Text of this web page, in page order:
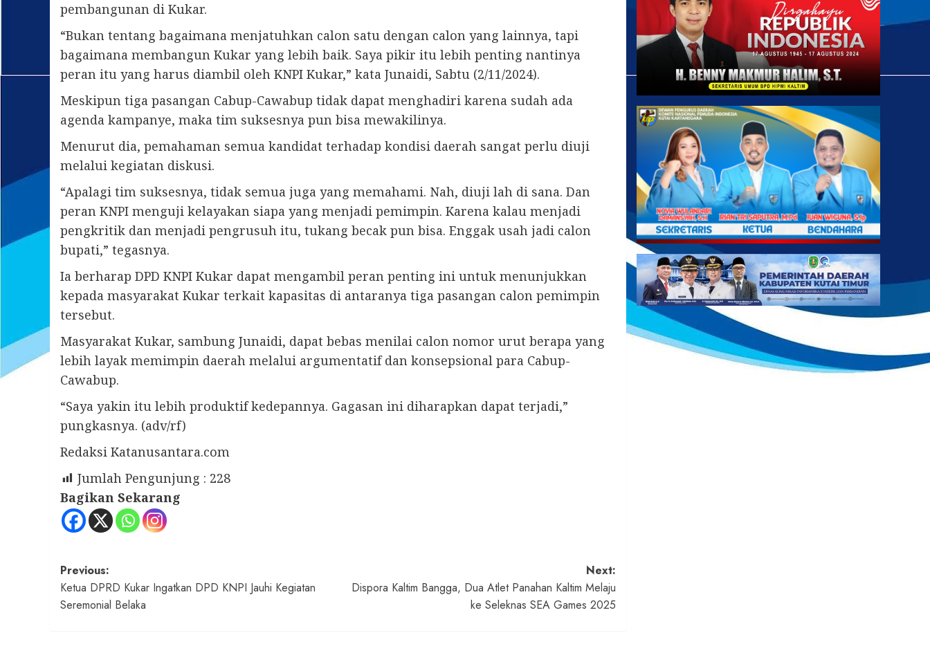
pembangunan di Kukar.
“Bukan tentang bagaimana menjatuhkan calon satu dengan calon yang lainnya, tapi
bagaimana membangun Kukar yang lebih baik. Saya pikir itu lebih penting nantinya
peran itu yang harus diambil oleh KNPI Kukar,” kata Junaidi, Sabtu (2/11/2024).
Meskipun tiga pasangan Cabup-Cawabup tidak dapat menghadiri karena sudah ada
agenda kampanye, maka tim suksesnya pun bisa mewakilinya.
Menurut dia, pemahaman semua kandidat terhadap kondisi daerah sangat perlu diuji
melalui kegiatan diskusi.
“Apalagi tim suksesnya, tidak semua juga yang memahami. Nah, diuji lah di sana. Dan
peran KNPI menguji kelayakan siapa yang menjadi pemimpin. Karena kalau menjadi
pengkritik dan menjadi pengrusuh itu, tukang becak pun bisa. Enggak usah jadi calon
bupati,” tegasnya.
Ia berharap DPD KNPI Kukar dapat mengambil peran penting ini untuk menunjukkan
kepada masyarakat Kukar terkait kapasitas di antaranya tiga pasangan calon pemimpin
tersebut.
Masyarakat Kukar, sambung Junaidi, dapat bebas menilai calon nomor urut berapa yang
lebih layak memimpin daerah melalui argumentatif dan konsepsional para Cabup-
Cawabup.
“Saya yakin itu lebih produktif kedepannya. Gagasan ini diharapkan dapat terjadi,”
pungkasnya. (adv/rf)
Redaksi Katanusantara.com
Jumlah Pengunjung : 228
Bagikan Sekarang
Post
navigation
Previous:
Ketua DPRD Kukar Ingatkan DPD KNPI Jauhi Kegiatan
Seremonial Belaka
Next:
Dispora Kaltim Bangga, Dua Atlet Panahan Kaltim Melaju
ke Seleknas SEA Games 2025